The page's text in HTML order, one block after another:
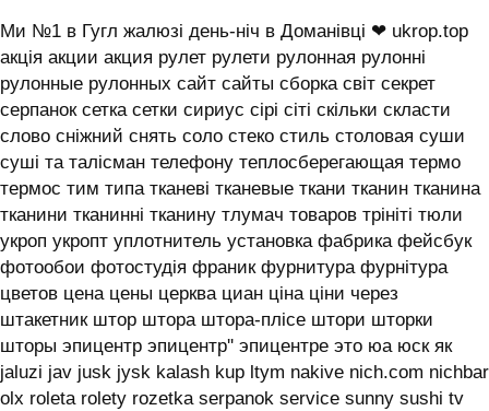
Ми №1 в Гугл жалюзі день-ніч в Доманівці ❤ ukrop.top
акція акции акция рулет рулети рулонная рулонні
рулонные рулонных сайт сайты сборка світ секрет
серпанок сетка сетки сириус сірі сіті скільки скласти
слово сніжний снять соло стеко стиль столовая суши
суші та талісман телефону теплосберегающая термо
термос тим типа тканеві тканевые ткани тканин тканина
тканини тканинні тканину тлумач товаров трініті тюли
укроп укропт уплотнитель установка фабрика фейсбук
фотообои фотостудія франик фурнитура фурнітура
цветов цена цены церква циан ціна ціни через
штакетник штор штора штора-плісе штори шторки
шторы эпицентр эпицентр'' эпицентре это юа юск як
jaluzi jav jusk jysk kalash kup ltym nakive nich.com nichbar
olx roleta rolety rozetka serpanok service sunny sushi tv